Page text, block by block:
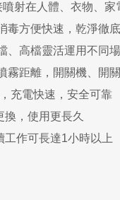
射在人體、衣物、家
毒方便快速，乾淨徹底
、高檔靈活運用不同
霧距離，開關機、開
充電快速，安全可靠
，使用更長久
工作可長達1小時以上